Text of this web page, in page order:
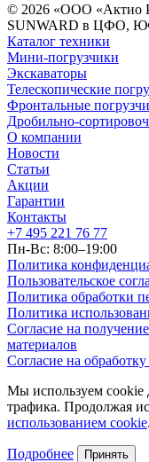
© 2026 «ООО «Актио
SUNWARD в ЦФО,
Каталог техники
Мини-погрузчики
Экскаваторы
Телескопические
Фронтальные
Дробильно-
О компании
Новости
Статьи
Акции
Гарантии
Контакты
+7 495 221 76 77
Пн-Вс: 8:00–19:00
Политика
Пользовательское
Политика обработки
Политика
Согласие на
материалов
Согласие на
Мы используем cookie
трафика. Продолжая
использованием cookie.
Подробнее Принять